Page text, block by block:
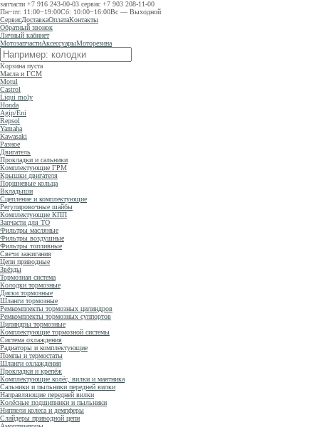
запчасти +7 916 243-00-03 сервис +7 903 208-11-00
Пн−пт: 11:00−19:00Сб: 10:00−16:00Вс — Выходной
СервисДоставкаОплатаКонтакты
Обратный звонок
Личный кабинет
МотозапчастиАксессуарыМоторезина
Корзина пуста
Масла и ГСМ
Motul
Castrol
Liqui moly
Honda
Agip/Eni
Repsol
Yamaha
Kawasaki
Разное
Двигатель
Прокладки и сальники
Комплектующие ГРМ
Крышки двигателя
Поршневые кольца
Вкладыши
Сцепление и комплектующие
Регулировочные шайбы
Комплектующие КПП
Запчасти для ТО
Фильтры масляные
Фильтры воздушные
Фильтры топливные
Свечи зажигания
Цепи приводные
Звёзды
Тормозная система
Колодки тормозные
Диски тормозные
Шланги тормозные
Ремкомплекты тормозных цилиндров
Ремкомплекты тормозных суппортов
Цилиндры тормозные
Комплектующие тормозной системы
Система охлаждения
Радиаторы и комплектующие
Помпы и термостаты
Шланги охлаждения
Прокладки и крепёж
Комплектующие колёс, вилки и маятника
Сальники и пыльники передней вилки
Направляющие передней вилки
Колёсные подшипники и пыльники
Ниппели колеса и демпферы
Слайдеры приводной цепи